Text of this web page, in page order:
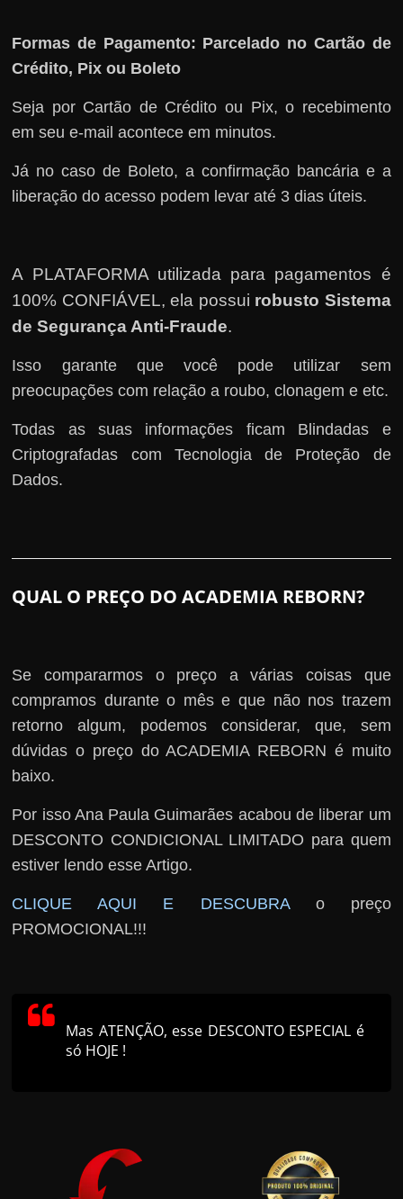
Formas de Pagamento: Parcelado no Cartão de
Crédito, Pix ou Boleto
Seja por Cartão de Crédito ou Pix, o recebimento
em seu e-mail acontece em minutos.
Já no caso de Boleto, a confirmação bancária e a
liberação do acesso podem levar até 3 dias úteis.
A PLATAFORMA utilizada para pagamentos é
100% CONFIÁVEL, ela possui robusto Sistema
de Segurança Anti-Fraude.
Isso garante que você pode utilizar sem
preocupações com relação a roubo, clonagem e etc.
Todas as suas informações ficam Blindadas e
Criptografadas com Tecnologia de Proteção de
Dados.
QUAL O PREÇO DO ACADEMIA REBORN?
Se compararmos o preço a várias coisas que
compramos durante o mês e que não nos trazem
retorno algum, podemos considerar, que, sem
dúvidas o preço do ACADEMIA REBORN é muito
baixo.
Por isso Ana Paula Guimarães acabou de liberar um
DESCONTO CONDICIONAL LIMITADO para quem
estiver lendo esse Artigo.
CLIQUE AQUI E DESCUBRAo preço
PROMOCIONAL!!!
Mas ATENÇÃO, esse DESCONTO ESPECIAL é
só HOJE !